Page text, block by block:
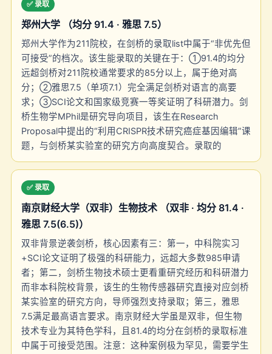
✅ 录取
郑州大学 （均分 91.4 · 雅思 7.5）
郑州大学作为211院校，在剑桥的录取list中属于“非优先但
可接受”的档次。该生能录取的关键在于：①91.4的均分
远超剑桥对211院校通常要求的85分以上，属于绝对高
分；②雅思7.5（单项7.1）完全满足剑桥对语言的高要
求；③SCI论文和国家级竞赛一等奖证明了科研潜力。剑
桥生物学MPhil是研究导向项目，该生在Research
Proposal中提出的“利用CRISPR技术研究癌症基因编辑”课
题，与剑桥某实验室的研究方向高度契合。录取的
✅ 录取
南京财经大学（双非）生物技术 （双非 · 均分 81.4 ·
雅思 7.5(6.5)）
双非背景逆袭剑桥，核心因素有三：第一，中科院实习
+SCI论文证明了极强的科研能力，远超大多数985申请
者；第二，剑桥生物技术硕士更看重研究经历和科研潜力
而非本科院校背景，该生的生物传感器研究直接对应剑桥
某实验室的研究方向，导师强烈支持录取；第三，雅思
7.5满足最高语言要求。南京财经大学虽是双非，但生物
技术专业为其特色学科，且81.4的均分在剑桥的录取标准
中属于可接受范围。注意：这种案例极为罕见，需要学生